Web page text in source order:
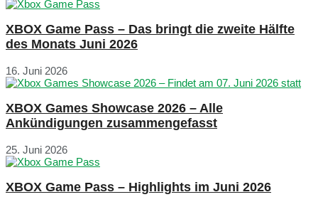
XBOX Game Pass – Das bringt die zweite Hälfte
des Monats Juni 2026
16. Juni 2026
XBOX Games Showcase 2026 – Alle
Ankündigungen zusammengefasst
25. Juni 2026
XBOX Game Pass – Highlights im Juni 2026